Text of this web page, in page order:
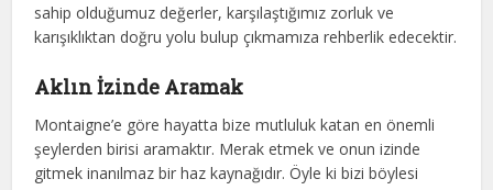
sahip olduğumuz değerler, karşılaştığımız zorluk ve
karışıklıktan doğru yolu bulup çıkmamıza rehberlik edecektir.
Aklın İzinde Aramak
Montaigne’e göre hayatta bize mutluluk katan en önemli
şeylerden birisi aramaktır. Merak etmek ve onun izinde
gitmek inanılmaz bir haz kaynağıdır. Öyle ki bizi böylesi